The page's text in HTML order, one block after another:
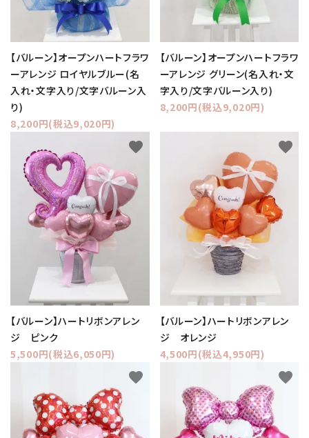
【バルーン】オープンハートフラワ
ーアレンジ ロイヤルブルー(名
入れ・文字入り/文字バルーン入
り)
8,200円(税込9,020円)
【バルーン】オープンハートフラワ
ーアレンジ グリーン(名入れ・文
字入り/文字バルーン入り)
8,200円(税込9,020円)
【バルーン】ハートリボンアレン
ジ ピンク
5,500円(税込6,050円)
favorite
【バルーン】ハートリボンアレン
ジ オレンジ
4,500円(税込4,950円)
favorite
favorite favorite